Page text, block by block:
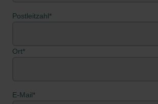
Postleitzahl*
Ort*
E-Mail*